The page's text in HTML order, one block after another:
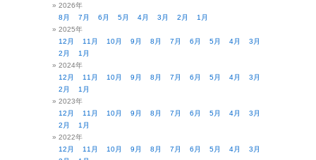
2026年
8月
7月 6月 5月 4月 3月 2月
1月
2025年
12月
11月 10月 9月 8月 7月 6月 5月 4月
3月
2月
1月
2024年
12月
11月 10月 9月 8月 7月 6月 5月 4月
3月
2月
1月
2023年
12月
11月 10月 9月 8月 7月 6月 5月 4月
3月
2月
1月
2022年
12月
11月 10月 9月 8月 7月 6月 5月 4月
3月